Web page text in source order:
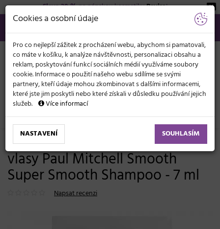
Sleva 20 %na pánskou kosmetikuBeviro!
566 440 099
info@svetkadernictvi.cz
Po−pá: 8−17
Vše o nákupu Kč
KATEGORIE
MENU
Vlasová kosmetika Šampony Pro vlnité nebo uhlazení
Uhlazující šampon pro krepaté
vlasy Paul Mitchell Smooth
Super Smooth Shampoo - 7 ml
Napsat recenzi
Cookies a osobní údaje
Pro co nejlepší zážitek z procházení webu, abychom si pamatovali,
co máte v košíku, k analýze návštěvnosti, personalizaci obsahu a
reklam, poskytování funkcí sociálních médií využíváme soubory
cookie. Informace o použití našeho webu sdílíme se svými
partnery, kteří údaje mohou zkombinovat s dalšími informacemi,
které jste jim poskytli nebo které získali v důsledku používání jejich
služeb.
Více informací
NASTAVENÍ SOUHLASÍM